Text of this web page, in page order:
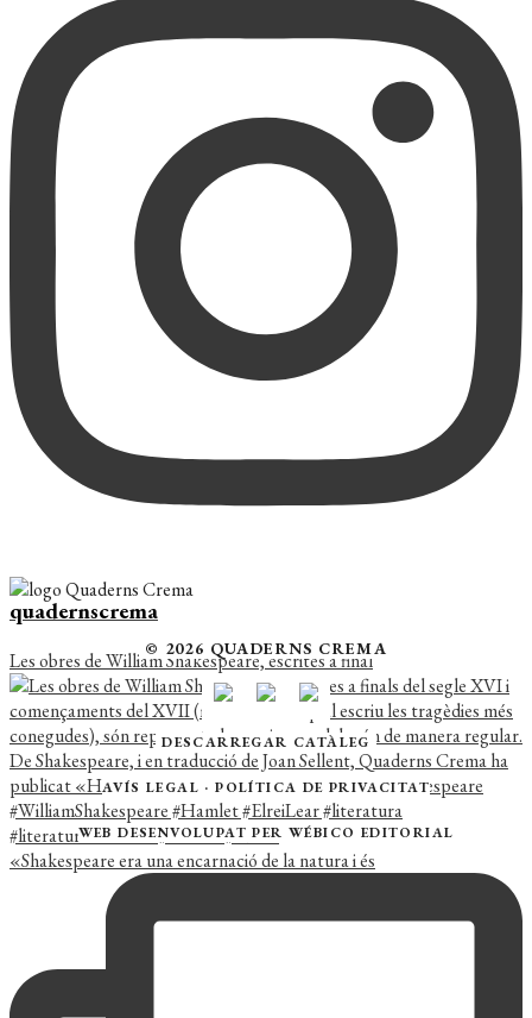
quadernscrema
Les obres de William Shakespeare, escrites a final
«Shakespeare era una encarnació de la natura i és
© 2026 QUADERNS CREMA
DESCARREGAR CATÀLEG
AVÍS LEGAL ·POLÍTICA DE PRIVACITAT
WEB DESENVOLUPAT PER WÉBICO EDITORIAL